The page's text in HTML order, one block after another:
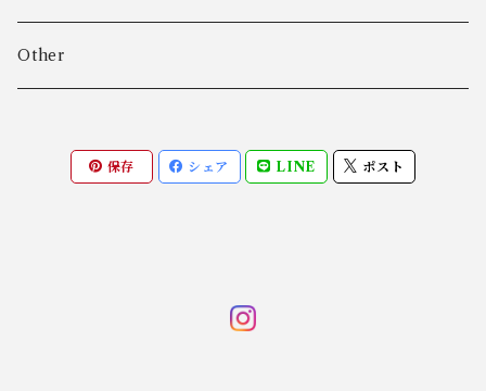
Algot Chr. Enevoldsen
ALTON
Ring
Outer
Bottoms
Other
保存 シェア LINE ポスト